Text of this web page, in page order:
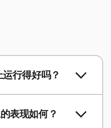
行得好吗？
表现如何？